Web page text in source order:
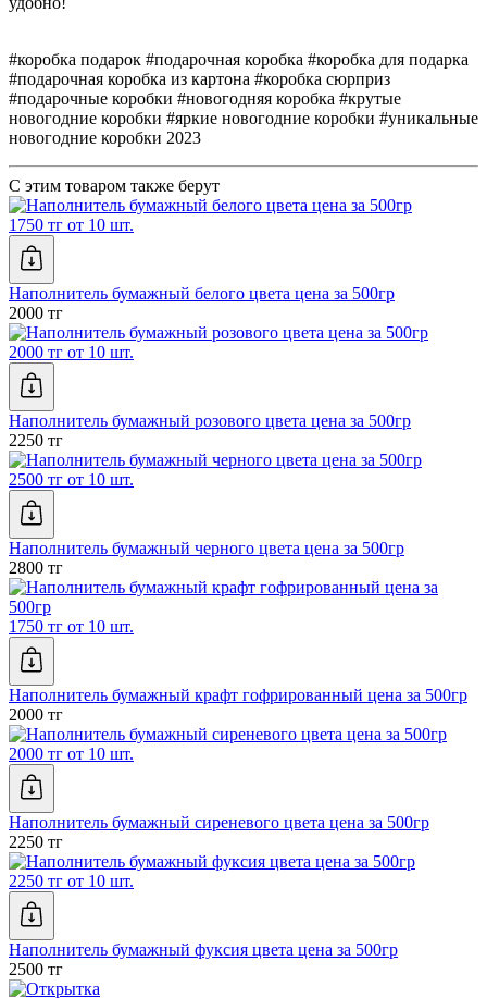
#коробка подарок #подарочная коробка #коробка для подарка
#подарочная коробка из картона #коробка сюрприз
#подарочные коробки #новогодняя коробка #крутые
новогодние коробки #яркие новогодние коробки #уникальные
новогодние коробки 2023
С этим товаром также берут
1750 тг от 10 шт.
Наполнитель бумажный белого цвета цена за 500гр
2000 тг
2000 тг от 10 шт.
Наполнитель бумажный розового цвета цена за 500гр
2250 тг
2500 тг от 10 шт.
Наполнитель бумажный черного цвета цена за 500гр
2800 тг
1750 тг от 10 шт.
Наполнитель бумажный крафт гофрированный цена за 500гр
2000 тг
2000 тг от 10 шт.
Наполнитель бумажный сиреневого цвета цена за 500гр
2250 тг
2250 тг от 10 шт.
Наполнитель бумажный фуксия цвета цена за 500гр
2500 тг